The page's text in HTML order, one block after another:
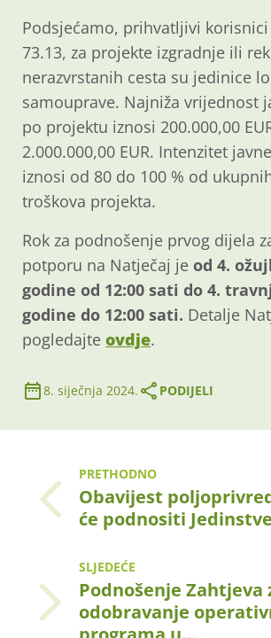
Podsjećamo, prihvatljivi
73.13, za projekte izgradnje ili
nerazvrstanih cesta su jedinice
samouprave. Najniža vrijednost
po projektu iznosi 200.000,00
2.000.000,00 EUR. Intenzitet
iznosi od 80 do 100 % od
troškova projekta.
Rok za podnošenje prvog dijela
potporu na Natječaj je od 4.
godine od 12:00 sati do 4.
godine do 12:00 sati. Detalje
pogledajte ovdje.
8. siječnja 2024. PODIJELI
PRETHODNO
Obavijest
će podnositi
SLJEDEĆE
Podnošenje Zahtjeva
odobravanje